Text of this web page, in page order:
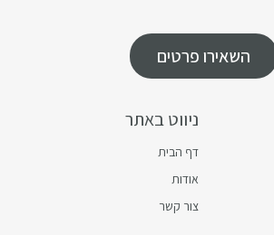
ניווט באתר
דף הבית
אודות
צור קשר
השאירו פרטים